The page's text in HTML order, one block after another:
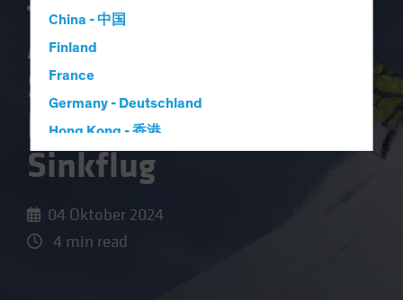
China - 中国
Finland
France
Germany - Deutschland
Hong Kong - 香港
Hungary
Italy - Italia
Japan - 日本
Anleihenausblick:
Strategien für einen
kontrollierten
Sinkflug
04 Oktober 2024
4 min read